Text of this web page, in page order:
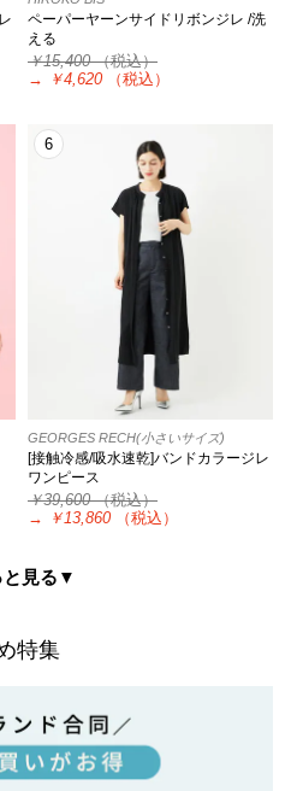
ペーパーヤーンサイドリボンジレ /洗
える
￥15,400（税込）
→
￥4,620 （税込）
6
GEORGES RECH(小さいサイズ)
[接触冷感/吸水速乾]バンドカラージレ
ワンピース
￥39,600（税込）
→
￥13,860 （税込）
と見る▼
特集